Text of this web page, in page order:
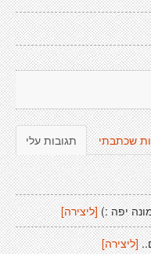
תגובות עלי שכתבתי
יפה :) [ליצירה]
[ליצירה]